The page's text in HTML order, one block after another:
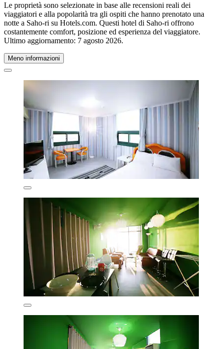
Le proprietà sono selezionate in base alle recensioni reali dei
viaggiatori e alla popolarità tra gli ospiti che hanno prenotato una
notte a Saho-ri su Hotels.com. Questi hotel di Saho-ri offrono
costantemente comfort, posizione ed esperienza del viaggiatore.
Ultimo aggiornamento: 7 agosto 2026.
Meno informazioni